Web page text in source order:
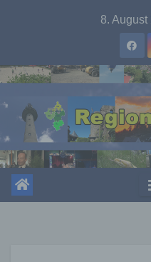
8. August